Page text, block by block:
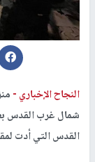
النجاح الإخباري -
شمال غرب القدس
القدس التي أدت لمقتل 7